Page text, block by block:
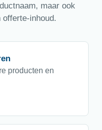
maar ook
inhoud.
producten en